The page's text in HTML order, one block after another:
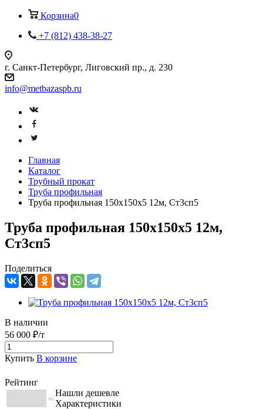
Корзина0
+7 (812) 438-38-27
г. Санкт-Петербург, Лиговский пр., д. 230
info@metbazaspb.ru
Главная
Каталог
Трубный прокат
Труба профильная
Труба профильная 150х150х5 12м, Ст3сп5
Труба профильная 150х150х5 12м,
Ст3сп5
Поделиться
В наличии
56 000 ₽/т
Купить В корзине
Рейтинг
(0)
Нашли дешевле
Характеристики